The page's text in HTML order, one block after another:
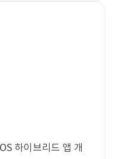
하이브리드 앱 개